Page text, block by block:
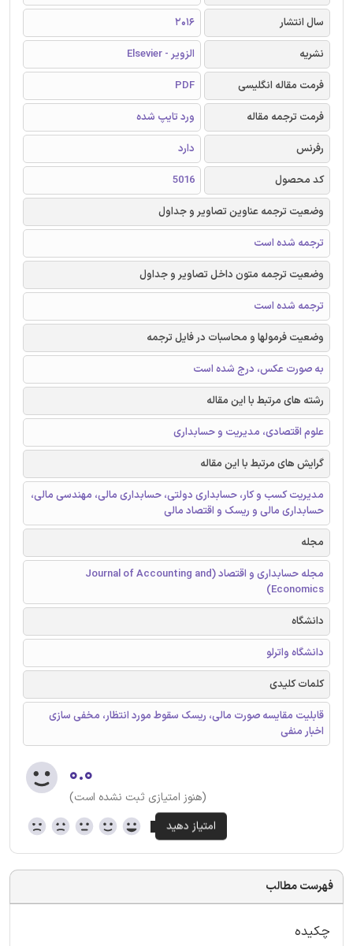
سال انتشار
2016
نشریه
الزویر - Elsevier
فرمت مقاله انگلیسی
PDF
فرمت ترجمه مقاله
ورد تایپ شده
رفرنس
دارد
کد محصول
5016
وضعیت ترجمه عناوین تصاویر و جداول
ترجمه شده است
وضعیت ترجمه متون داخل تصاویر و جداول
ترجمه شده است
وضعیت فرمولها و محاسبات در فایل ترجمه
به صورت عکس، درج شده است
رشته های مرتبط با این مقاله
علوم اقتصادی، مدیریت و حسابداری
گرایش های مرتبط با این مقاله
مدیریت کسب و کار، حسابداری دولتی، حسابداری مالی، مهندسی مالی،
حسابداری مالی و ریسک و اقتصاد مالی
مجله
مجله حسابداری و اقتصاد (Journal of Accounting and
Economics)
دانشگاه
دانشگاه واترلو
کلمات کلیدی
قابلیت مقایسه صورت مالی، ریسک سقوط مورد انتظار، مخفی سازی
اخبار منفی
۰.۰
(هنوز امتیازی ثبت نشده است)
فهرست مطالب
چکیده